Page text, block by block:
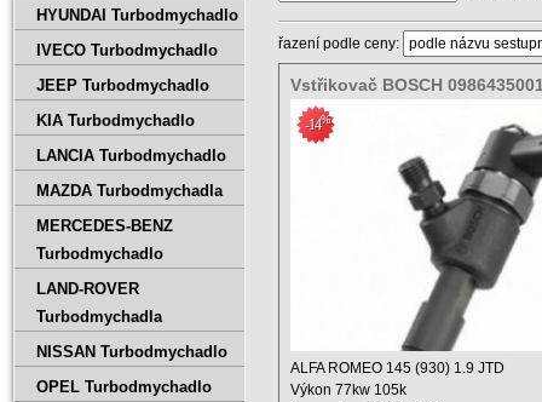
řazení podle ceny:
Vstřikovač BOSCH
0445110002 46472233
-14%
ALFA ROMEO 145 (930) 1.9 JTD
Výkon 77kw 105k
HYUNDAI Turbodmychadlo
IVECO Turbodmychadlo
JEEP Turbodmychadlo
KIA Turbodmychadlo
LANCIA Turbodmychadlo
MAZDA Turbodmychadla
MERCEDES-BENZ
Turbodmychadlo
LAND-ROVER
Turbodmychadla
NISSAN Turbodmychadlo
OPEL Turbodmychadlo